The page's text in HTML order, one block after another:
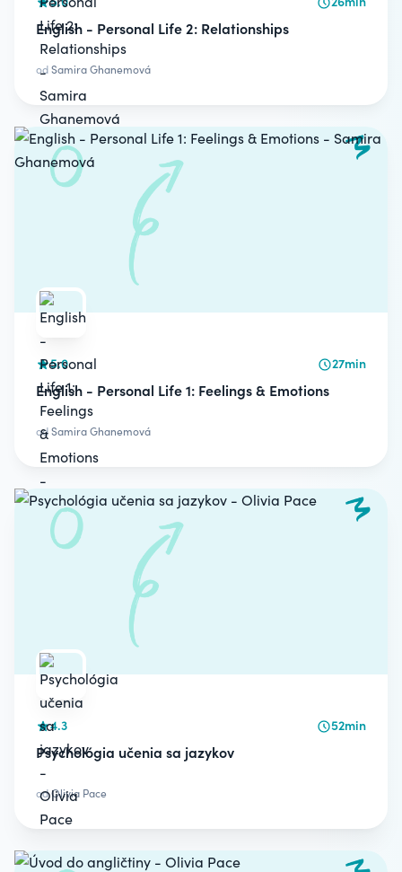
English - Personal Life 2: Relationships
odSamira Ghanemová
5.0 27min
English - Personal Life 1: Feelings & Emotions
odSamira Ghanemová
4.3 52min
Psychológia učenia sa jazykov
odOlivia Pace